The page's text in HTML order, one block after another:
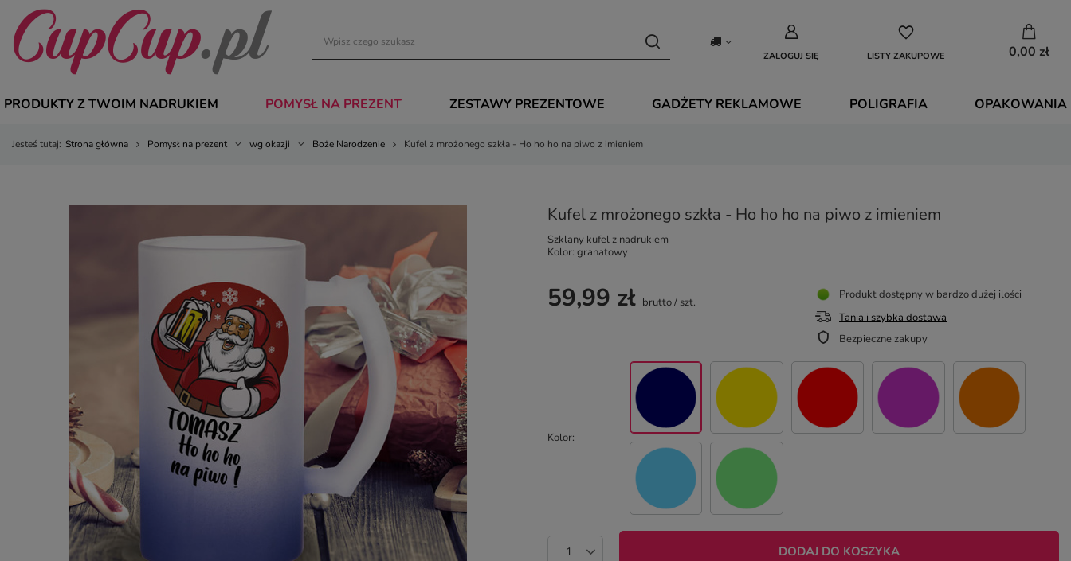
ZALOGUJ SIĘ LISTY ZAKUPOWE 0,00 zł
PRODUKTY Z TWOIM NADRUKIEM POMYSŁ NA PREZENT ZESTAWY PREZENTOWE GADŻETY REKLAMOWE POLIGRAFIA OPAKOWANIA
Jesteś tutaj: Strona główna Pomysł na prezent wg okazji Boże Narodzenie Kufel z mrożonego szkła - Ho ho ho na piwo z imieniem
Kufel z mrożonego szkła - Ho ho ho na piwo z imieniem
Szklany kufel z nadrukiem
Kolor: granatowy
Kolor
59,99 zł brutto/ szt.
DODAJ DO KOSZYKA
Produkt dostępny w bardzo dużej ilości
Tania i szybka dostawa
Bezpieczne zakupy